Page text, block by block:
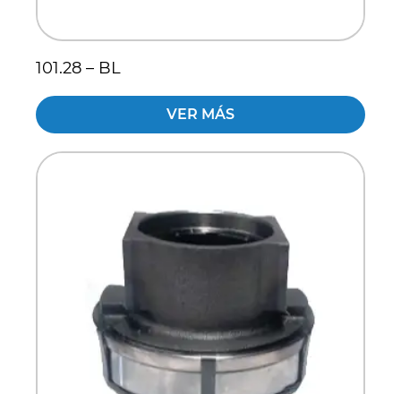
101.28 – BL
VER MÁS